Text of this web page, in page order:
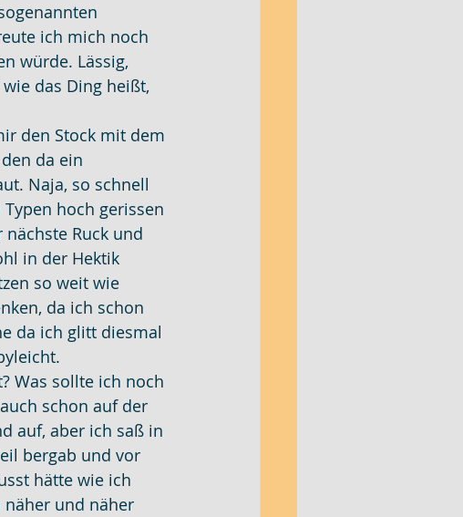
ich mich noch
würde. Lässig,
das Ding heißt,
den Stock mit dem
da ein
Naja, so schnell
hoch gerissen
Ruck und
in der Hektik
so weit wie
da ich schon
da ich glitt diesmal
Was sollte ich noch
schon auf der
auf, aber ich saß in
bergab und vor
hätte wie ich
näher und näher